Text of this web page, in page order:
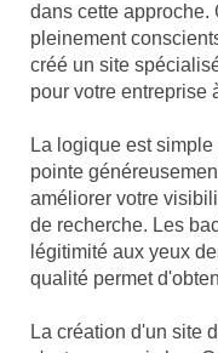
dans cette approche.
pleinement
créé un site
pour votre entreprise
La logique est
pointe
améliorer votre
de recherche. Les
légitimité aux yeux
qualité permet
La création d'un site